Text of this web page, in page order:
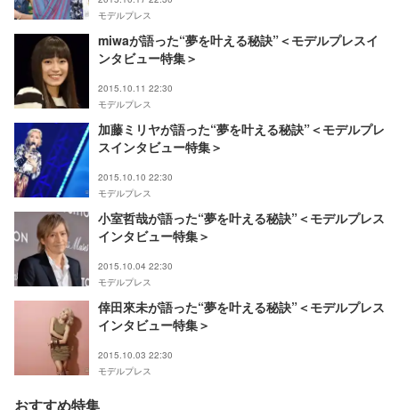
モデルプレス
miwaが語った“夢を叶える秘訣”＜モデルプレスイ
ンタビュー特集＞
2015.10.11 22:30
モデルプレス
加藤ミリヤが語った“夢を叶える秘訣”＜モデルプレ
スインタビュー特集＞
2015.10.10 22:30
モデルプレス
小室哲哉が語った“夢を叶える秘訣”＜モデルプレス
インタビュー特集＞
2015.10.04 22:30
モデルプレス
倖田來未が語った“夢を叶える秘訣”＜モデルプレス
インタビュー特集＞
2015.10.03 22:30
モデルプレス
おすすめ特集